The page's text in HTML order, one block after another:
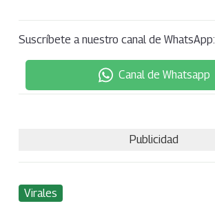
Suscríbete a nuestro canal de WhatsApp:
Canal de Whatsapp
Publicidad
Virales